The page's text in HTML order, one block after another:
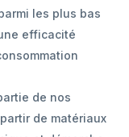
les plus bas
efficacité
de nos
de matériaux